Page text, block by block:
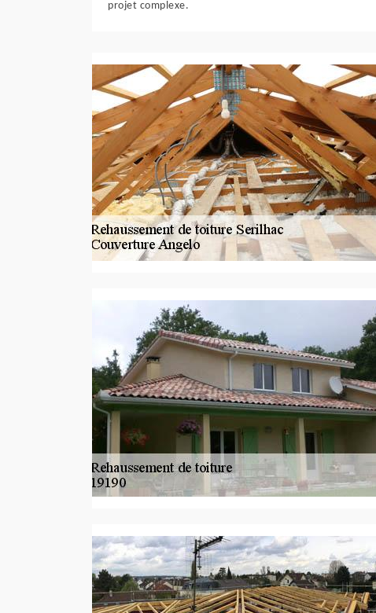
projet complexe.